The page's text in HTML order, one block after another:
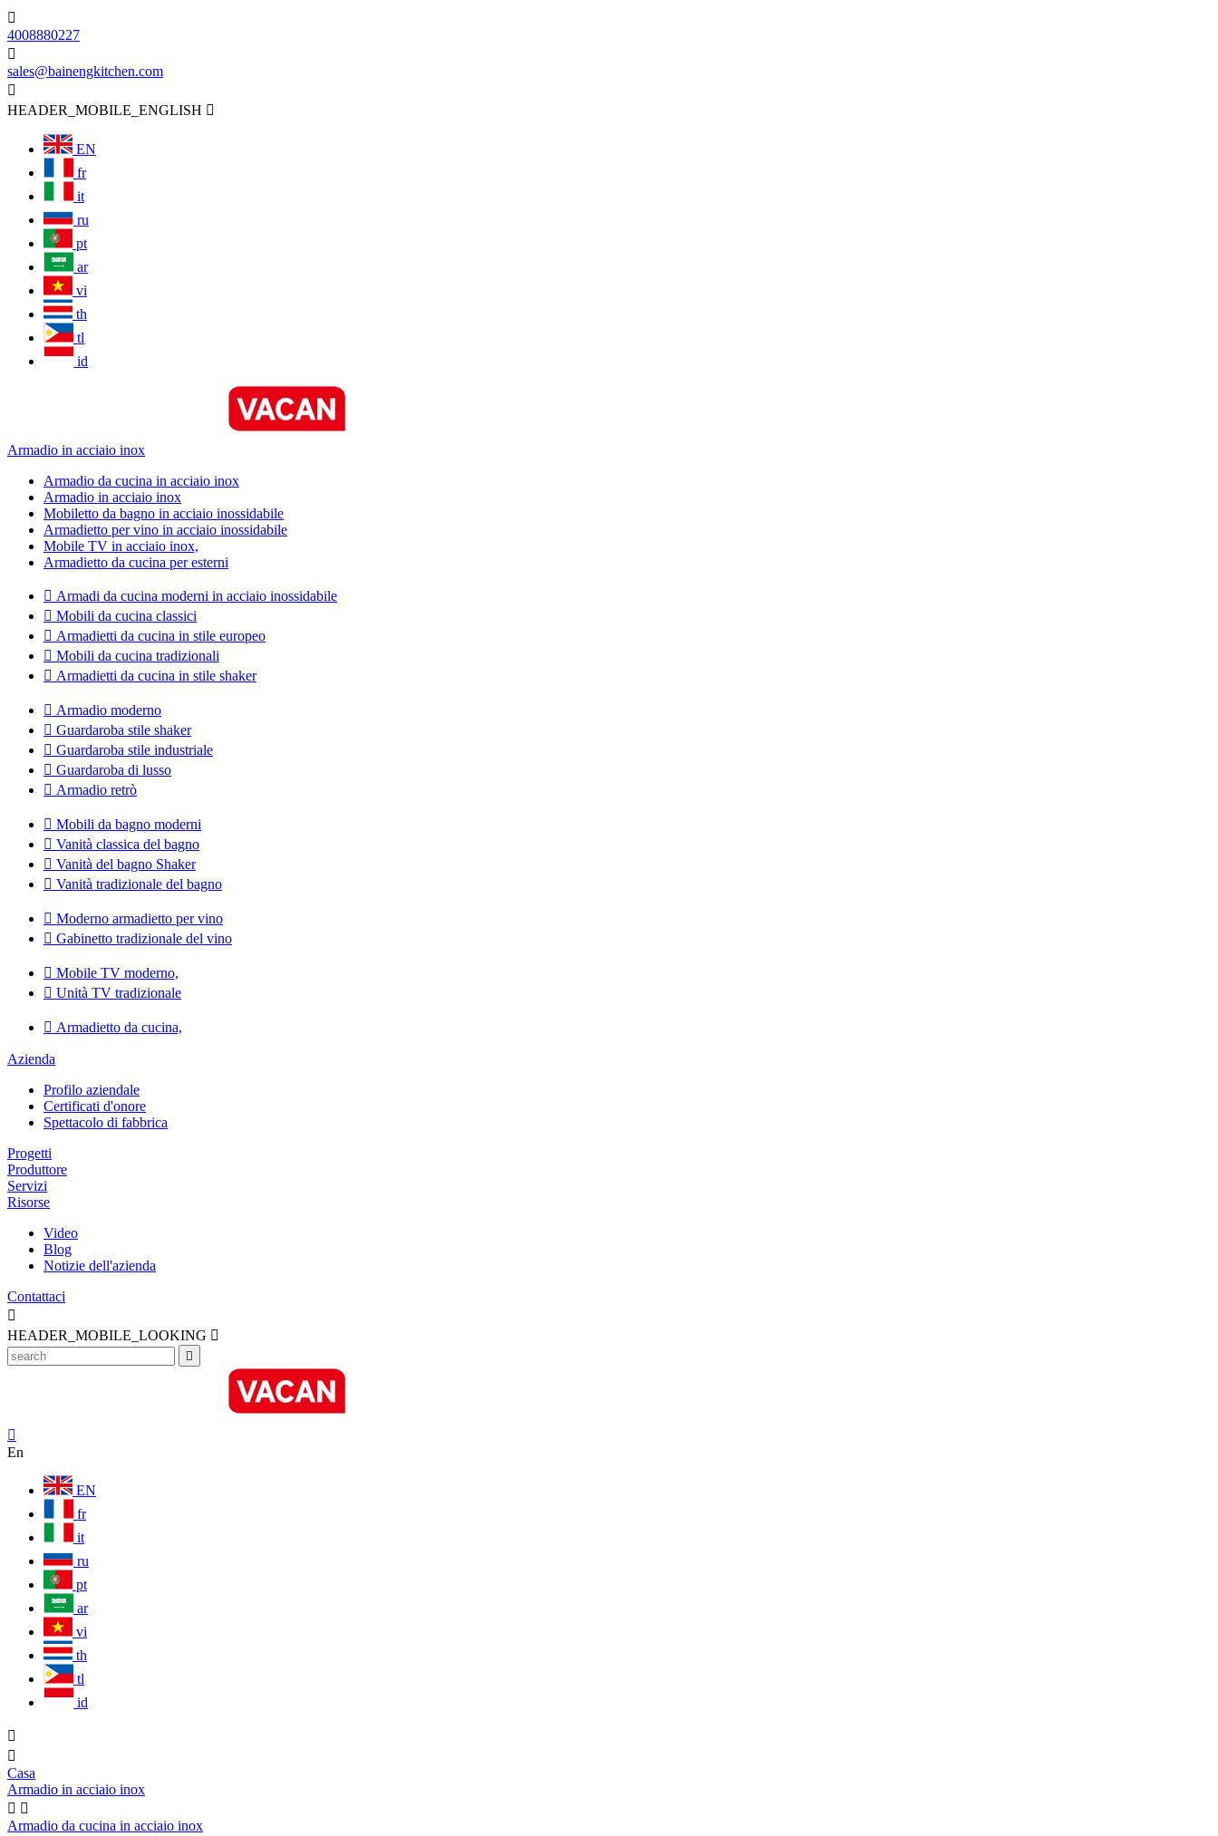

4008880227

sales@bainengkitchen.com

HEADER_MOBILE_ENGLISH 
EN
fr
it
ru
pt
ar
vi
th
tl
id
Armadio in acciaio inox
Armadio da cucina in acciaio inox
Armadio in acciaio inox
Mobiletto da bagno in acciaio inossidabile
Armadietto per vino in acciaio inossidabile
Mobile TV in acciaio inox,
Armadietto da cucina per esterni
 Armadi da cucina moderni in acciaio inossidabile
 Mobili da cucina classici
 Armadietti da cucina in stile europeo
 Mobili da cucina tradizionali
 Armadietti da cucina in stile shaker
 Armadio moderno
 Guardaroba stile shaker
 Guardaroba stile industriale
 Guardaroba di lusso
 Armadio retrò
 Mobili da bagno moderni
 Vanità classica del bagno
 Vanità del bagno Shaker
 Vanità tradizionale del bagno
 Moderno armadietto per vino
 Gabinetto tradizionale del vino
 Mobile TV moderno,
 Unità TV tradizionale
 Armadietto da cucina,
Azienda
Profilo aziendale
Certificati d'onore
Spettacolo di fabbrica
Progetti
Produttore
Servizi
Risorse
Video
Blog
Notizie dell'azienda
Contattaci

HEADER_MOBILE_LOOKING 


En
EN
fr
it
ru
pt
ar
vi
th
tl
id


Casa
Armadio in acciaio inox
 
Armadio da cucina in acciaio inox